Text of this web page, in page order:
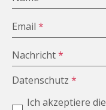
Email*
Nachricht*
Datenschutz*
Ich akzeptiere die